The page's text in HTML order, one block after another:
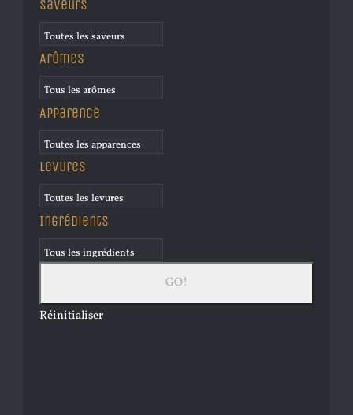
Saveurs
Arômes
Apparence
Levures
Ingrédients
Réinitialiser